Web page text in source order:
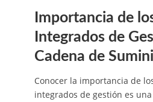
Importancia de
Integrados de
Cadena de
Conocer la importancia de
integrados de gestión es